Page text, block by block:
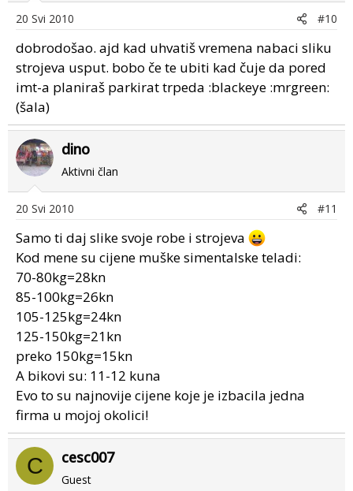
20 Svi 2010 #10
dobrodošao. ajd kad uhvatiš vremena nabaci sliku
strojeva usput. bobo če te ubiti kad čuje da pored
imt-a planiraš parkirat trpeda :blackeye :mrgreen:
(šala)
dino
Aktivni član
20 Svi 2010 #11
Samo ti daj slike svoje robe i strojeva
Kod mene su cijene muške simentalske teladi:
70-80kg=28kn
85-100kg=26kn
105-125kg=24kn
125-150kg=21kn
preko 150kg=15kn
A bikovi su: 11-12 kuna
Evo to su najnovije cijene koje je izbacila jedna
firma u mojoj okolici!
C cesc007
Guest